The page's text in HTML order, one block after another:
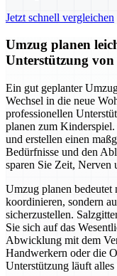
Jetzt schnell vergleichen
Umzug planen
Unterstützung
Ein gut geplanter
Wechsel in die neue
professionellen
planen zum
und erstellen einen
Bedürfnisse und den
sparen Sie Zeit, Nerven
Umzug planen
koordinieren, sondern
sicherzustellen.
Sie sich auf das
Abwicklung mit dem
Handwerkern oder die
Unterstützung läuft